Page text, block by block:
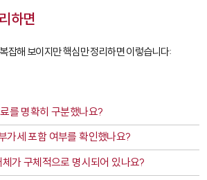
하면
잡해 보이지만 핵심만 정리하면 이렇습니다:
를 명확히 구분했나요?
가세 포함 여부를 확인했나요?
가 구체적으로 명시되어 있나요?